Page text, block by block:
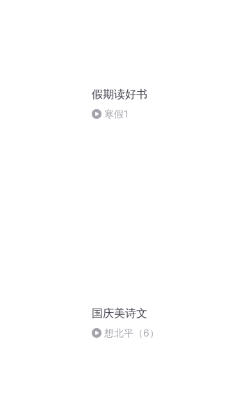
假期读好书
寒假1
国庆美诗文
想北平（6）